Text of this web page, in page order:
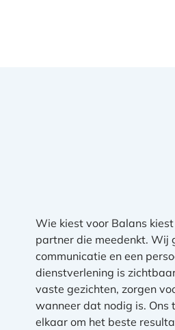
Wie kiest voor Balans
partner die meedenkt. Wij
communicatie en een
dienstverlening is
vaste gezichten, zorgen
wanneer dat nodig is. Ons
elkaar om het beste